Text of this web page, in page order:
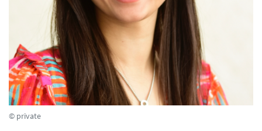
© private